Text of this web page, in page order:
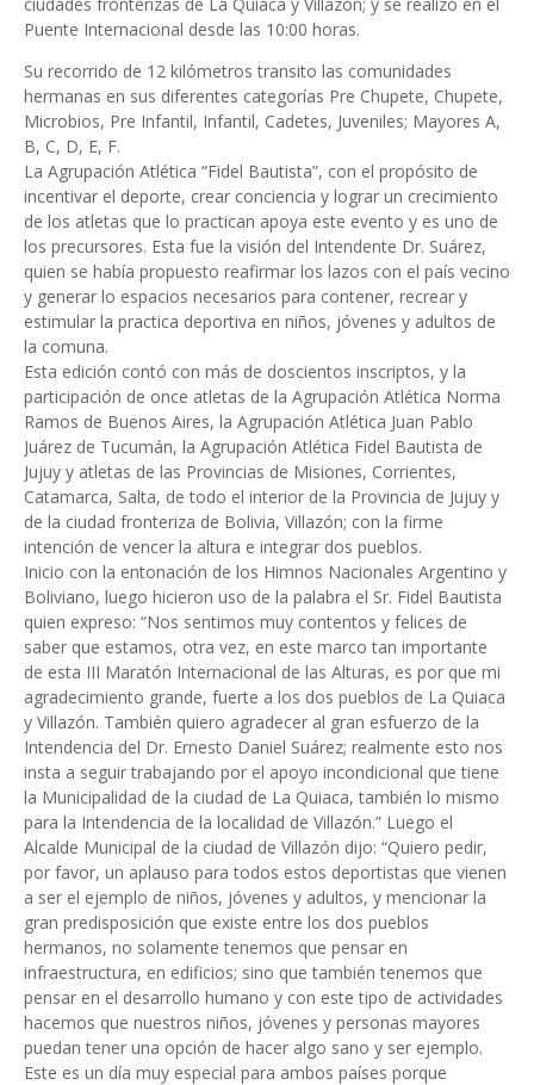
Puente Internacional desde las 10:00 horas.
Su recorrido de 12 kilómetros transito las comunidades
hermanas en sus diferentes categorías Pre Chupete, Chupete,
Microbios, Pre Infantil, Infantil, Cadetes, Juveniles; Mayores A,
B, C, D, E, F.
La Agrupación Atlética “Fidel Bautista”, con el propósito de
incentivar el deporte, crear conciencia y lograr un crecimiento
de los atletas que lo practican apoya este evento y es uno de
los precursores. Esta fue la visión del Intendente Dr. Suárez,
quien se había propuesto reafirmar los lazos con el país vecino
y generar lo espacios necesarios para contener, recrear y
estimular la practica deportiva en niños, jóvenes y adultos de
la comuna.
Esta edición contó con más de doscientos inscriptos, y la
participación de once atletas de la Agrupación Atlética Norma
Ramos de Buenos Aires, la Agrupación Atlética Juan Pablo
Juárez de Tucumán, la Agrupación Atlética Fidel Bautista de
Jujuy y atletas de las Provincias de Misiones, Corrientes,
Catamarca, Salta, de todo el interior de la Provincia de Jujuy y
de la ciudad fronteriza de Bolivia, Villazón; con la firme
intención de vencer la altura e integrar dos pueblos.
Inicio con la entonación de los Himnos Nacionales Argentino y
Boliviano, luego hicieron uso de la palabra el Sr. Fidel Bautista
quien expreso: “Nos sentimos muy contentos y felices de
saber que estamos, otra vez, en este marco tan importante
de esta III Maratón Internacional de las Alturas, es por que mi
agradecimiento grande, fuerte a los dos pueblos de La Quiaca
y Villazón. También quiero agradecer al gran esfuerzo de la
Intendencia del Dr. Ernesto Daniel Suárez; realmente esto nos
insta a seguir trabajando por el apoyo incondicional que tiene
la Municipalidad de la ciudad de La Quiaca, también lo mismo
para la Intendencia de la localidad de Villazón.” Luego el
Alcalde Municipal de la ciudad de Villazón dijo: “Quiero pedir,
por favor, un aplauso para todos estos deportistas que vienen
a ser el ejemplo de niños, jóvenes y adultos, y mencionar la
gran predisposición que existe entre los dos pueblos
hermanos, no solamente tenemos que pensar en
infraestructura, en edificios; sino que también tenemos que
pensar en el desarrollo humano y con este tipo de actividades
hacemos que nuestros niños, jóvenes y personas mayores
puedan tener una opción de hacer algo sano y ser ejemplo.
Este es un día muy especial para ambos países porque